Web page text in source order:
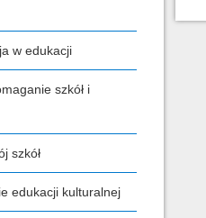
w edukacji
szkół i
szkół
edukacji kulturalnej